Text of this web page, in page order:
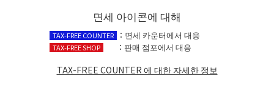
면세 아이콘에 대해
TAX-FREE COUNTER ：면세 카운터에서 대응
TAX-FREE SHOP ：판매 점포에서 대응
TAX-FREE COUNTER 에 대한 자세한 정보​